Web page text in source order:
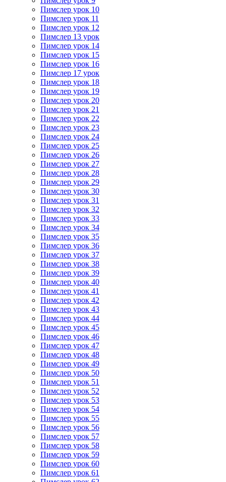
Пимслер урок 10
Пимслер урок 11
Пимслер урок 12
Пимслер 13 урок
Пимслер урок 14
Пимслер урок 15
Пимслер урок 16
Пимслер 17 урок
Пимслер урок 18
Пимслер урок 19
Пимслер урок 20
Пимслер урок 21
Пимслер урок 22
Пимслер урок 23
Пимслер урок 24
Пимслер урок 25
Пимслер урок 26
Пимслер урок 27
Пимслер урок 28
Пимслер урок 29
Пимслер урок 30
Пимслер урок 31
Пимслер урок 32
Пимслер урок 33
Пимслер урок 34
Пимслер урок 35
Пимслер урок 36
Пимслер урок 37
Пимслер урок 38
Пимслер урок 39
Пимслер урок 40
Пимслер урок 41
Пимслер урок 42
Пимслер урок 43
Пимслер урок 44
Пимслер урок 45
Пимслер урок 46
Пимслер урок 47
Пимслер урок 48
Пимслер урок 49
Пимслер урок 50
Пимслер урок 51
Пимслер урок 52
Пимслер урок 53
Пимслер урок 54
Пимслер урок 55
Пимслер урок 56
Пимслер урок 57
Пимслер урок 58
Пимслер урок 59
Пимслер урок 60
Пимслер урок 61